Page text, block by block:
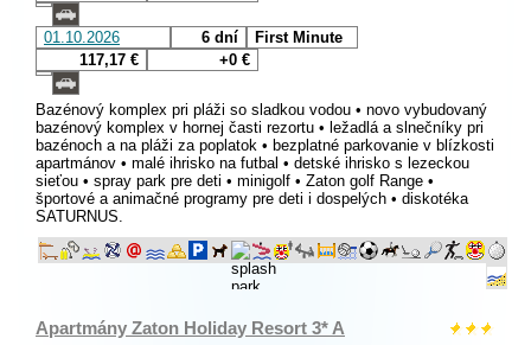
01.10.2026 6 dní
First Minute
117,17 €
+0 €
Bazénový komplex pri pláži so sladkou vodou • novo vybudovaný
bazénový komplex v hornej časti rezortu • ležadlá a slnečníky pri
bazénoch a na pláži za poplatok • bezplatné parkovanie v blízkosti
apartmánov • malé ihrisko na futbal • detské ihrisko s lezeckou
sieťou • spray park pre deti • minigolf • Zaton golf Range •
športové a animačné programy pre deti i dospelých • diskotéka
SATURNUS.
Apartmány Zaton Holiday Resort 3* A